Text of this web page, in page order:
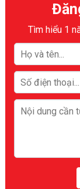
Tìm hiểu 1